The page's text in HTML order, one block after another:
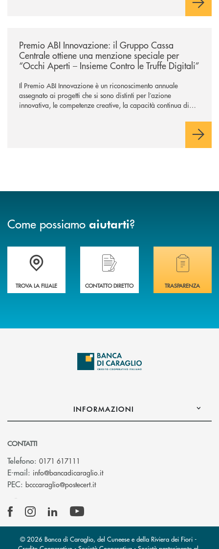
Premio ABI Innovazione: il Gruppo Cassa
Centrale ottiene una menzione speciale per
“Occhi Aperti – Insieme Contro le Truffe Digitali”
Il Premio ABI Innovazione è un riconoscimento annuale
assegnato ai progetti che si sono distinti per l’azione
innovativa, le competenze creative, la capacità continua di
operazioni e rispondere alla crescente velocità e complessità
Come possiamo aiutarti?
Accedi all' elenco completo delle filiali di Banca di Caraglio.
TROVA LA FILIALE
Hai bisogno di assistenza immediata?
CONTATTO DIRETTO
Hai bisogno di
TRASPARENZA
INFORMAZIONI
CONTATTI
Telefono: 0171 617111
E-mail: info@bancadicaraglio.it(si apre l’app di posta elettronica)
PEC: bcccaraglio@postecert.it(si apre l’app di posta elettronica)
© 2026 Banca di Caraglio, del Cuneese e della Riviera dei Fiori -